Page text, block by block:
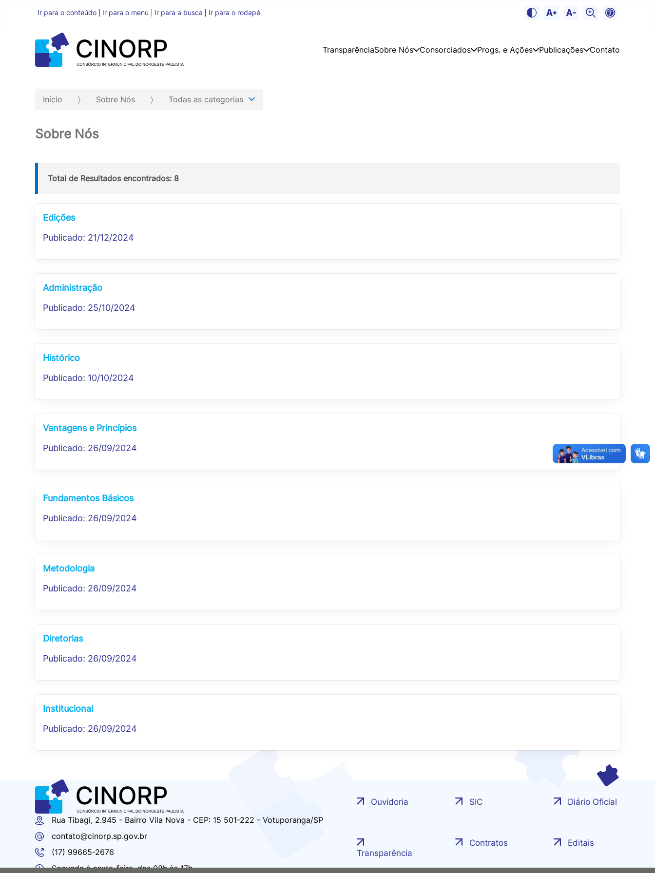
Ir para o conteúdo Ir para o menu Ir para a busca Ir para o rodapé
TransparênciaSobre Nós Consorciados Progs. e Ações Publicações Contato
Início Sobre Nós Todas as categorias
Sobre Nós
Total de Resultados encontrados: 8
Edições
Publicado: 21/12/2024
Administração
Publicado: 25/10/2024
Histórico
Publicado: 10/10/2024
Vantagens e Princípios
Publicado: 26/09/2024
Fundamentos Básicos
Publicado: 26/09/2024
Metodologia
Publicado: 26/09/2024
Diretorias
Publicado: 26/09/2024
Institucional
Publicado: 26/09/2024
Rua Tibagi, 2.945 - Bairro Vila Nova - CEP: 15 501-222 - Votuporanga/SP
contato@cinorp.sp.gov.br
(17) 99665-2676
Segunda à sexta-feira, das 08h às 17h
Ouvidoria SIC Diário Oficial
Transparência
Contratos Editais